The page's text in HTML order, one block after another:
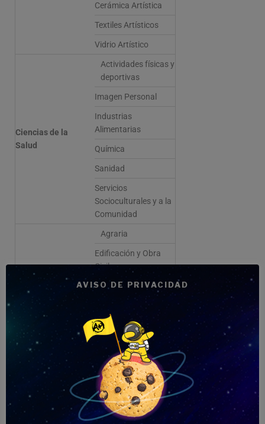
Cerámica Artística
Textiles Artísticos
Vidrio Artístico
Ciencias de la
Salud
Actividades físicas y
deportivas
Imagen Personal
Industrias
Alimentarias
Química
Sanidad
Servicios
Socioculturales y a la
Comunidad
Agraria
Edificación y Obra
Civil
Electricidad y
Electrónica
Fabricación Mecánica
Industrias
Alimentarias
Energía y Agua
Industrias Extractivas
Imagen y Sonido
AVISO DE PRIVACIDAD